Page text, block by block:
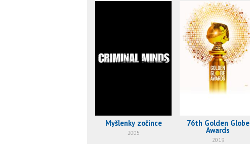
Myšlenky zočince
2005
76th Golden Globe
Awards
2019